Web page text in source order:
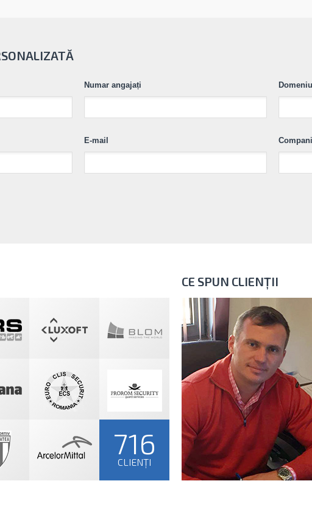
Numar angajați
E-mail
716
CLIENȚI
CE SPUN CLIENȚII